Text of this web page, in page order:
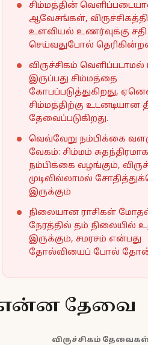
சிம்மத்தின்
ஆவேசங்கள்,
உளவியல் உணர்வுக்கு சதி
செய்வதுபோல்
விருச்சிகம் வெளிப்படாமல்
இருப்பது சிம்மத்தை
கோபப்படுத்துகிறது,
சிம்மத்திற்கு உடனடியான
தேவைப்படுகிறது.
வெவ்வேறு நம்பிக்கை
வேகம்: சிம்மம் சுதந்திரமாக
நம்பிக்கை வழங்கும்,
முடிவில்லாமல்
இருக்கும்
நிலையான ராசிகள்
நேரத்தில் தம் நிலையில்
இருக்கும், சமரசம் என்பது
தோல்வியைப் போல்
என்ன தேவை
விருச்சிகம்